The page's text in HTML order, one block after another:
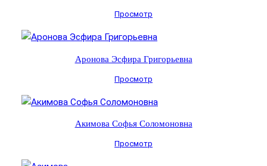
Просмотр
Аронова Эсфира Григорьевна
Просмотр
Акимова Софья Соломоновна
Просмотр